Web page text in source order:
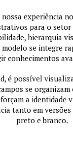
experiência
para o setor
hierarquia
se integre
conhecimentos
é possível
se
a identidade
tanto em
preto e branco.